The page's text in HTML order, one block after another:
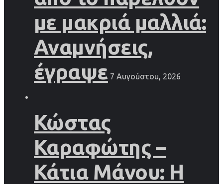
με μακριά μαλλιά:
Αναμνήσεις,
έγραψε 7 Αυγούστου, 2026
Κώστας
Καραφώτης –
Κάτια Μάνου: Η